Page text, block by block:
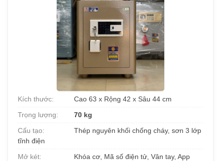
Kích thước:
Cao 63 x Rộng 42 x Sâu 44 cm
Trọng lượng:
70 kg
Cấu tạo:
Thép nguyên khối chống cháy, sơn 3 lớp
tĩnh điện
Mở két:
Khóa cơ, Mã số điện tử, Vân tay, App